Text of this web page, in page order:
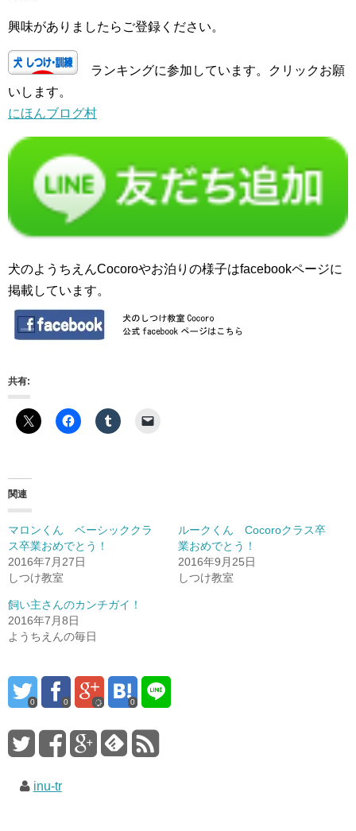
興味がありましたらご登録ください。
ランキングに参加しています。クリックお願
いします。
にほんブログ村
犬のようちえんCocoroやお泊りの様子はfacebookページに
掲載しています。
共有:
関連
マロンくん ベーシッククラ
ス卒業おめでとう！
2016年7月27日
しつけ教室
ルークくん Cocoroクラス卒
業おめでとう！
2016年9月25日
しつけ教室
飼い主さんのカンチガイ！
2016年7月8日
ようちえんの毎日
0 0 0
inu-tr